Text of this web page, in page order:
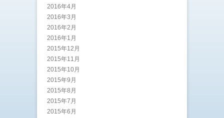
2016年4月
2016年3月
2016年2月
2016年1月
2015年12月
2015年11月
2015年10月
2015年9月
2015年8月
2015年7月
2015年6月